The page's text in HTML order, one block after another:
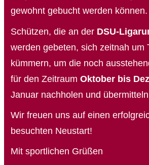
gewohnt gebucht werden können.
Schützen, die an der DSU-
werden gebeten, sich zeitnah um
kümmern, um die noch
für den ZeitraumOktober bis
Januar nachholen und
Wir freuen uns auf einen
besuchten Neustart!
Mit sportlichen Grüßen